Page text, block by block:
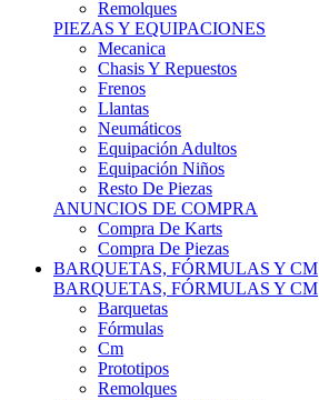
Remolques
PIEZAS Y EQUIPACIONES
Mecanica
Chasis Y Repuestos
Frenos
Llantas
Neumáticos
Equipación Adultos
Equipación Niños
Resto De Piezas
ANUNCIOS DE COMPRA
Compra De Karts
Compra De Piezas
BARQUETAS, FÓRMULAS Y CM
BARQUETAS, FÓRMULAS Y CM
Barquetas
Fórmulas
Cm
Prototipos
Remolques